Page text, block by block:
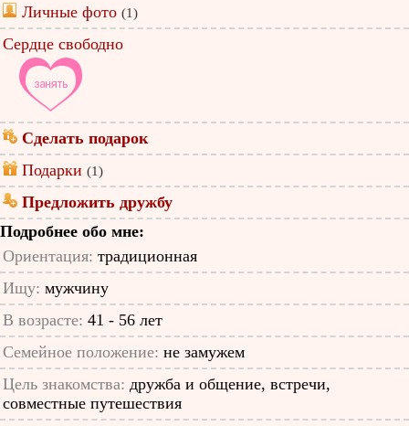
Личные фото (1)
Сердце свободно
Сделать подарок
Подарки (1)
Предложить дружбу
Подробнее обо мне:
Ориентация: традиционная
Ищу: мужчину
В возрасте: 41 - 56 лет
Семейное положение: не замужем
Цель знакомства: дружба и общение, встречи,
совместные путешествия